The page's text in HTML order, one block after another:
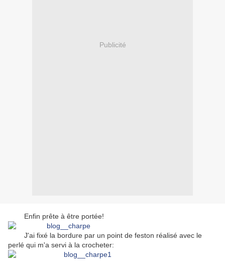
Publicité
Enfin prête à être portée!
J'ai fixé la bordure par un point de feston réalisé avec le
perlé qui m'a servi à la crocheter: